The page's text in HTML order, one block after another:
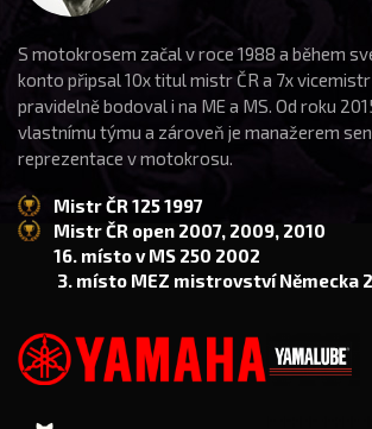
S motokrosem začal v roce 1988 a během
konto připsal 10x titul mistr ČR a 7x vicemistr
pravidelně bodoval i na ME a MS. Od roku
vlastnímu týmu a zároveň je manažerem
reprezentace v motokrosu.
Mistr ČR 125 1997
Mistr ČR open 2007, 2009, 2010
16. místo v MS 250 2002
3. místo MEZ mistrovství Německa